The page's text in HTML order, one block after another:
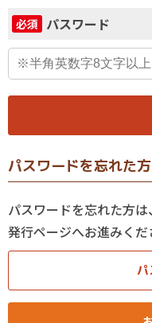
必須 パスワード
パスワードを忘れた
パスワードを忘れた方
発行ページへお進みくだ
パ